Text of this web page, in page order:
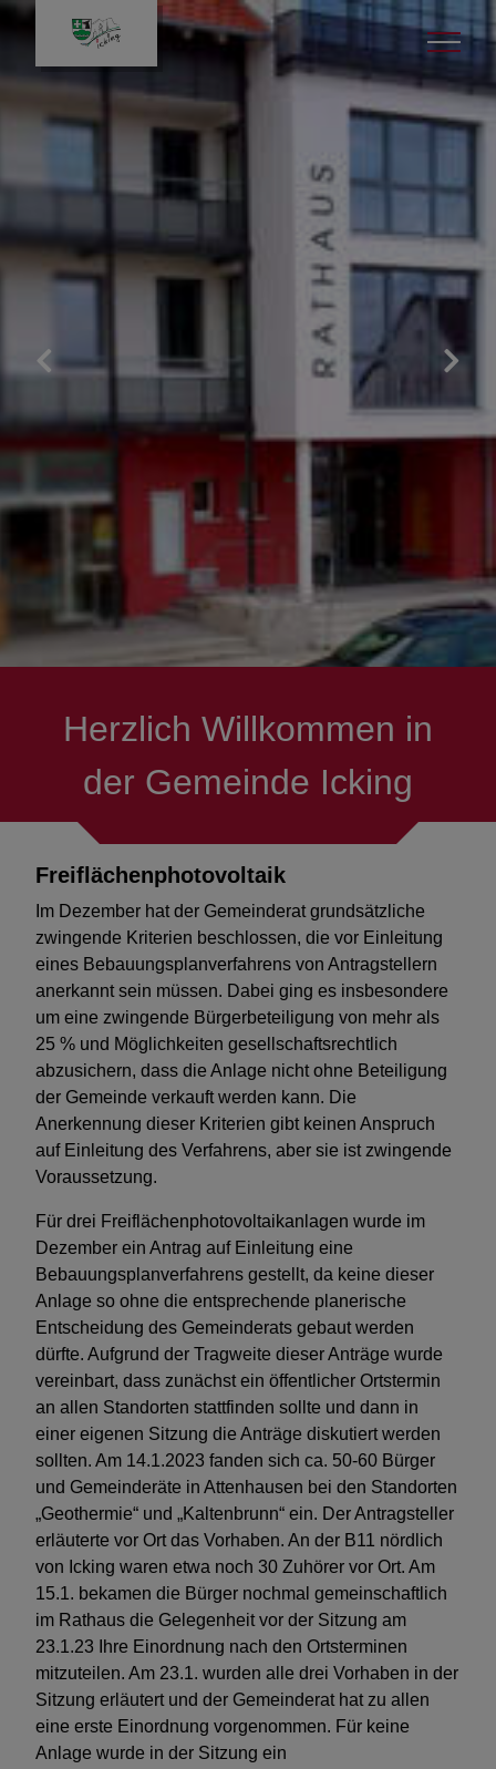
Projekte & Themen
Umrüstung Straßenbeleuchtung auf
Raumlufttechnik Schulen &
Kindertagesstätten
Energiewende
Oberflächenentwässerung
Kommunale Wärmeplanung
Verkehrskonzept
Bay. Förderprogramm
Austausch Beleuchtung in der
Grundschule Icking
Energieberatung für
Nichtwohngebäude, Neubau
Turnhalle
Vorsorge für Krisen und Katastrophen
Seismische Messungen
Herzlich Willkommen in
der Gemeinde Icking
Freiflächenphotovoltaik
Im Dezember hat der Gemeinderat grundsätzliche
zwingende Kriterien beschlossen, die vor Einleitung
eines Bebauungsplanverfahrens von Antragstellern
anerkannt sein müssen. Dabei ging es insbesondere
um eine zwingende Bürgerbeteiligung von mehr als
25 % und Möglichkeiten gesellschaftsrechtlich
abzusichern, dass die Anlage nicht ohne Beteiligung
der Gemeinde verkauft werden kann. Die
Anerkennung dieser Kriterien gibt keinen Anspruch
auf Einleitung des Verfahrens, aber sie ist zwingende
Voraussetzung.
Für drei Freiflächenphotovoltaikanlagen wurde im
Dezember ein Antrag auf Einleitung eine
Bebauungsplanverfahrens gestellt, da keine dieser
Anlage so ohne die entsprechende planerische
Entscheidung des Gemeinderats gebaut werden
dürfte. Aufgrund der Tragweite dieser Anträge wurde
vereinbart, dass zunächst ein öffentlicher Ortstermin
an allen Standorten stattfinden sollte und dann in
einer eigenen Sitzung die Anträge diskutiert werden
sollten. Am 14.1.2023 fanden sich ca. 50-60 Bürger
und Gemeinderäte in Attenhausen bei den Standorten
„Geothermie“ und „Kaltenbrunn“ ein. Der Antragsteller
erläuterte vor Ort das Vorhaben. An der B11 nördlich
von Icking waren etwa noch 30 Zuhörer vor Ort. Am
15.1. bekamen die Bürger nochmal gemeinschaftlich
im Rathaus die Gelegenheit vor der Sitzung am
23.1.23 Ihre Einordnung nach den Ortsterminen
mitzuteilen. Am 23.1. wurden alle drei Vorhaben in der
Sitzung erläutert und der Gemeinderat hat zu allen
eine erste Einordnung vorgenommen. Für keine
Anlage wurde in der Sitzung ein